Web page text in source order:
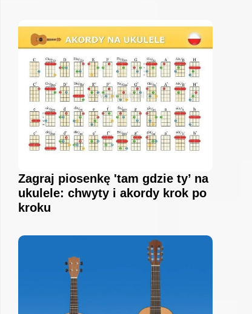
Zagraj piosenkę 'tam gdzie ty’ na
ukulele: chwyty i akordy krok po
kroku